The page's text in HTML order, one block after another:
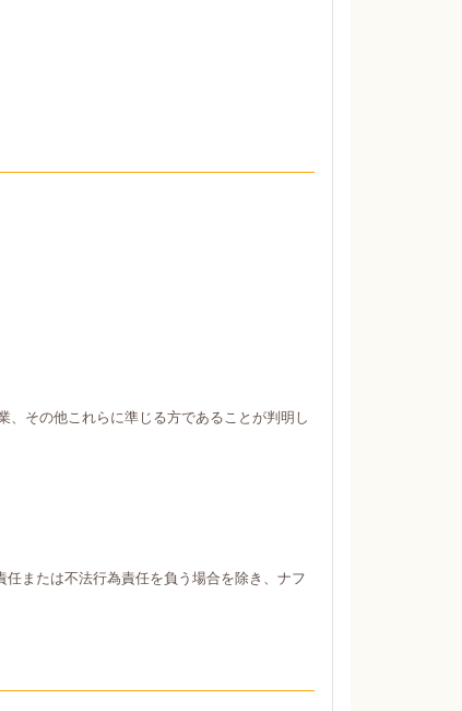
、その他これらに準じる方であることが判明し
または不法行為責任を負う場合を除き、ナフ